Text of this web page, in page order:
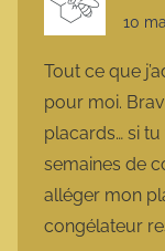
10
Tout ce que
pour moi.
placards… si
semaines de
alléger mon
congélateur